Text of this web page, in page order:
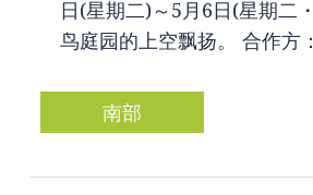
日(星期二)～5月6日(星期二
鸟庭园的上空飘扬。 合作方
南部